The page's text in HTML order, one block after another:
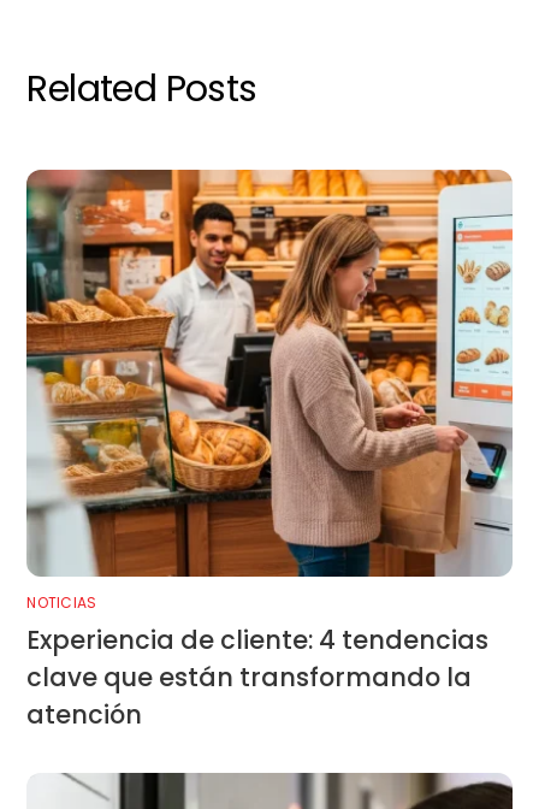
Related Posts
NOTICIAS
Experiencia de cliente: 4 tendencias
clave que están transformando la
atención